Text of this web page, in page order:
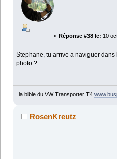
« Réponse #38 le: 10
Stephane, tu arrive a naviguer
photo ?
la bible du VW Transporter T4
RosenKreutz